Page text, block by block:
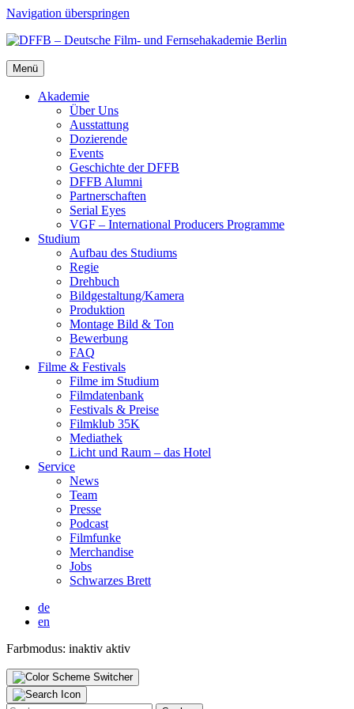
Navigation überspringen
Menü
Aka­de­mie
Über Uns
Aus­stat­tung
Dozie­ren­de
Events
Geschich­te der DFFB
DFFB Alum­ni
Part­ner­schaf­ten
Seri­al Eyes
VGF – Inter­na­tio­nal Pro­du­cers Pro­gram­me
Stu­di­um
Auf­bau des Stu­di­ums
Regie
Dreh­buch
Bildgestaltung/​​Kamera
Pro­duk­ti­on
Mon­ta­ge Bild & Ton
Bewer­bung
FAQ
Fil­me & Fes­ti­vals
Fil­me im Stu­di­um
Film­da­ten­bank
Fes­ti­vals & Prei­se
Film­klub 35K
Media­thek
Licht und Raum – das Hotel
Ser­vice
News
Team
Pres­se
Pod­cast
Film­fun­ke
Mer­chan­di­se
Jobs
Schwar­zes Brett
de
en
Farbmodus: inaktiv aktiv